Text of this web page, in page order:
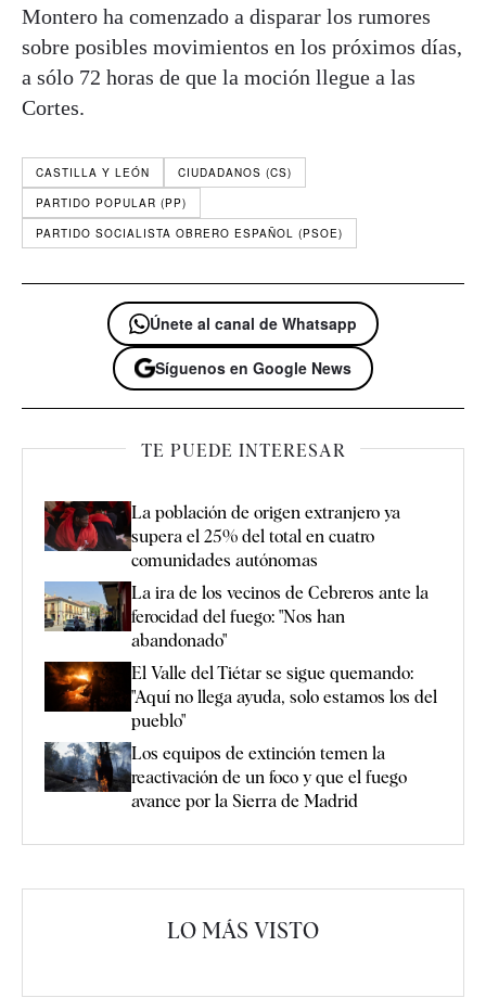
Montero ha comenzado a disparar los rumores
sobre posibles movimientos en los próximos días,
a sólo 72 horas de que la moción llegue a las
Cortes.
CASTILLA Y LEÓN
CIUDADANOS (CS)
PARTIDO POPULAR (PP)
PARTIDO SOCIALISTA OBRERO ESPAÑOL (PSOE)
Únete al canal de Whatsapp
Síguenos en Google News
TE PUEDE INTERESAR
La población de origen extranjero ya
supera el 25% del total en cuatro
comunidades autónomas
La ira de los vecinos de Cebreros ante la
ferocidad del fuego: "Nos han
abandonado"
El Valle del Tiétar se sigue quemando:
"Aquí no llega ayuda, solo estamos los del
pueblo"
Los equipos de extinción temen la
reactivación de un foco y que el fuego
avance por la Sierra de Madrid
LO MÁS VISTO